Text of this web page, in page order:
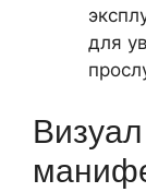
для